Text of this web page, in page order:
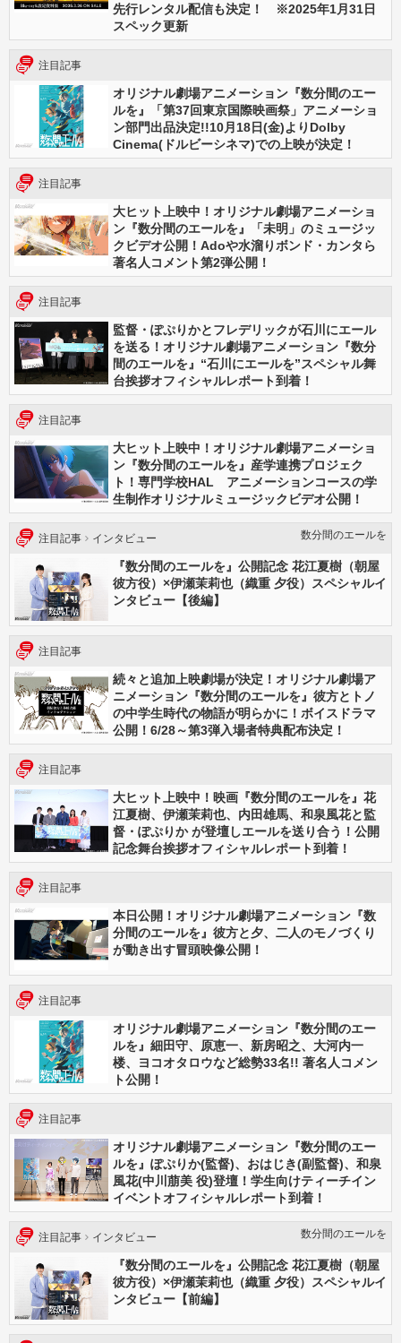
先行レンタル配信も決定！ ※2025年1月31日
スペック更新
注目記事
オリジナル劇場アニメーション『数分間のエー
ルを』「第37回東京国際映画祭」アニメーショ
ン部門出品決定!!10月18日(金)よりDolby
Cinema(ドルビーシネマ)での上映が決定！
注目記事
大ヒット上映中！オリジナル劇場アニメーショ
ン『数分間のエールを』「未明」のミュージッ
クビデオ公開！Adoや水溜りボンド・カンタら
著名人コメント第2弾公開！
注目記事
監督・ぽぷりかとフレデリックが石川にエール
を送る！オリジナル劇場アニメーション『数分
間のエールを』“石川にエールを”スペシャル舞
台挨拶オフィシャルレポート到着！
注目記事
大ヒット上映中！オリジナル劇場アニメーショ
ン『数分間のエールを』産学連携プロジェク
ト！専門学校HAL アニメーションコースの学
生制作オリジナルミュージックビデオ公開！
注目記事 インタビュー 数分間のエールを
『数分間のエールを』公開記念 花江夏樹（朝屋
彼方役）×伊瀬茉莉也（織重 夕役）スペシャルイ
ンタビュー【後編】
注目記事
続々と追加上映劇場が決定！オリジナル劇場ア
ニメーション『数分間のエールを』彼方とトノ
の中学生時代の物語が明らかに！ボイスドラマ
公開！6/28～第3弾入場者特典配布決定！
注目記事
大ヒット上映中！映画『数分間のエールを』花
江夏樹、伊瀬茉莉也、内田雄馬、和泉風花と監
督・ぽぷりか が登壇しエールを送り合う！公開
記念舞台挨拶オフィシャルレポート到着！
注目記事
本日公開！オリジナル劇場アニメーション『数
分間のエールを』彼方と夕、二人のモノづくり
が動き出す冒頭映像公開！
注目記事
オリジナル劇場アニメーション『数分間のエー
ルを』細田守、原恵一、新房昭之、大河内一
楼、ヨコオタロウなど総勢33名!! 著名人コメン
ト公開！
注目記事
オリジナル劇場アニメーション『数分間のエー
ルを』ぽぷりか(監督)、おはじき(副監督)、和泉
風花(中川萠美 役)登壇！学生向けティーチイン
イベントオフィシャルレポート到着！
注目記事 インタビュー 数分間のエールを
『数分間のエールを』公開記念 花江夏樹（朝屋
彼方役）×伊瀬茉莉也（織重 夕役）スペシャルイ
ンタビュー【前編】